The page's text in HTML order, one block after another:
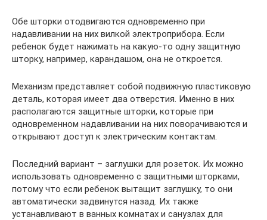
Обе шторки отодвигаются одновременно при
надавливании на них вилкой электроприбора. Если
ребенок будет нажимать на какую-то одну защитную
шторку, например, карандашом, она не откроется.
Механизм представляет собой подвижную пластиковую
деталь, которая имеет два отверстия. Именно в них
располагаются защитные шторки, которые при
одновременном надавливании на них поворачиваются и
открывают доступ к электрическим контактам.
Последний вариант – заглушки для розеток. Их можно
использовать одновременно с защитными шторками,
потому что если ребенок вытащит заглушку, то они
автоматически задвинутся назад. Их также
устанавливают в ванных комнатах и санузлах для